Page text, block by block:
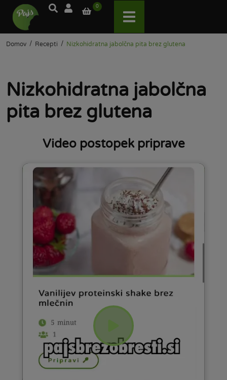
0
Domov / Recepti / Nizkohidratna jabolčna pita brez glutena
Nizkohidratna jabolčna
pita brez glutena
Video postopek priprave